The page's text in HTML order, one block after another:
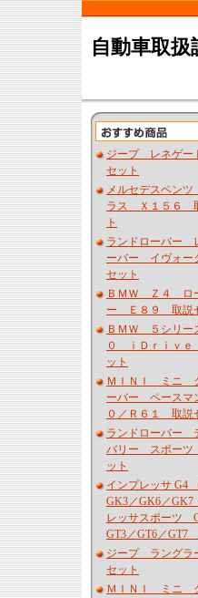
自動車取
ジープ レネゲ
セット
メルセデスベン
ラス Ｘ１５６
ト
ランドローバー
ーバー イヴォ
セット
ＢＭＷ Ｚ４ ロ
ー Ｅ８９ 取説
ＢＭＷ ５シリ
０ ｉＤｒｉｖ
ット
ＭＩＮＩ ミニ
ーバー ペースマ
０／Ｒ６１ 取説
ランドローバー
バリー スポー
ット
インプレッサ G4
GK3／GK6／GK7
レッサスポーツ
GT3／GT6／GT7
ジープ ラング
セット
ＭＩＮＩ ミニ